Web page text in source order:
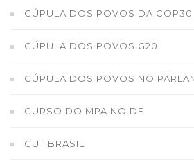
CÚPULA DOS POVOS DA COP30
CÚPULA DOS POVOS G20
CÚPULA DOS POVOS NO
CURSO DO MPA NO DF
CUT BRASIL